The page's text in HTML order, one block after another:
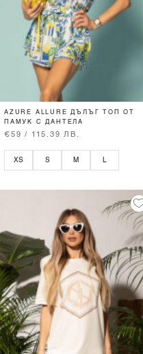
AZURE ALLURE ДЪЛЪГ ТОП ОТ
ПАМУК С ДАНТЕЛА
€59 / 115.39 ЛВ.
XS S M L